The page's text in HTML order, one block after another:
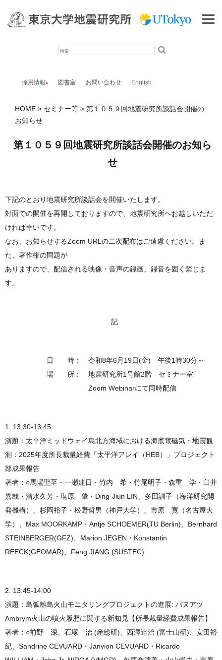
採用情報 図書室 お問い合わせ English
HOME セミナー等
第１０５９回地震研究所談話会開催の
お知らせ
第１０５９回地震研究所談話会開催のお知ら
せ
下記のとおり地震研究所談話会を開催いたします。
対面での開催を再開しておりますので、地震研究所へお越しいただ
ければ幸いです。
なお、お知らせするZoom URLの二次配布はご遠慮ください。ま
た、著作権の問題が
ありますので、配信される映像・音声の録画、録音を固く禁じま
す。
記
日 時： 令和8年6月19日(金) 午後1時30分～
場 所： 地震研究所1号館2階 セミナー室
Zoom Webinarにて同時配信
1. 13:30-13:45
演題：太平洋ミッドウェイ島北方海域における海底電磁気・地震観
測：2025年度所長裁量経費「太平洋アレイ（HEB）」プロジェクト
部成果報告
著者：○馬場聖至・一瀬建日・竹内 希・竹尾明子・森重 学・臼井
嘉哉・清水久芳・塩原 肇・Ding-Jiun LIN、多田訓子（海洋研究開
発機構）、杉岡裕子・松野哲男（神戸大学）、市原 寛（名古屋大
学）、Max MOORKAMP・Antje SCHOEMER(TU Berlin)、Bernhard
STEINBERGER(GFZ)、Marion JEGEN・Konstantin
REECK(GEOMAR)、Feng JIANG (SUSTEC)
2. 13:45-14:00
演題：島弧離島火山モニタリングプロジェクトの進展: バヌアツ
Ambrym火山の噴火履歴に関する新知見【所長裁量経費成果報告】
著者：○前野 深、石塚 治 (産総研)、西澤達治 (富士山研)、安田裕
紀、Sandrine CEVUARD・Janvion CEVUARD・Ricardo